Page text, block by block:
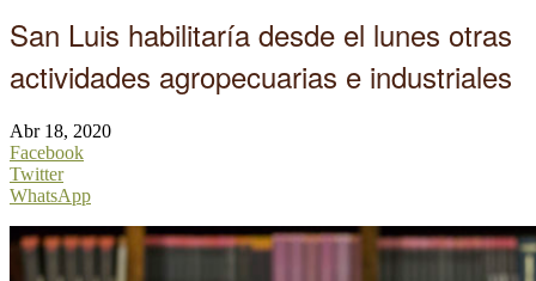
San Luis habilitaría desde el lunes otras
actividades agropecuarias e industriales
Abr 18, 2020
Facebook
Twitter
WhatsApp